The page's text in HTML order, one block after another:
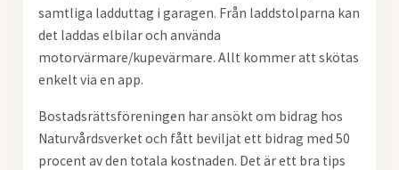
samtliga ladduttag i garagen. Från laddstolparna kan
det laddas elbilar och använda
motorvärmare/kupevärmare. Allt kommer att skötas
enkelt via en app.
Bostadsrättsföreningen har ansökt om bidrag hos
Naturvårdsverket och fått beviljat ett bidrag med 50
procent av den totala kostnaden. Det är ett bra tips